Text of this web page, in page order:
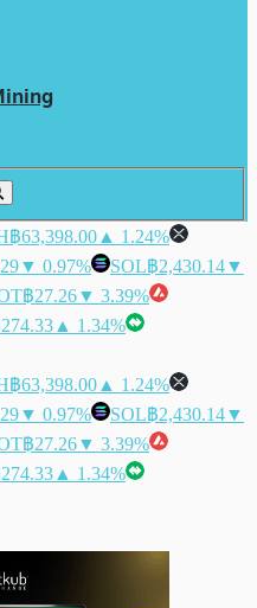
฿63,398.00 ▲ 1.24%
▼ 0.97% SOL฿2,430.14▼
฿27.26▼ 3.39%
▲ 1.34%
฿63,398.00 ▲ 1.24%
▼ 0.97% SOL฿2,430.14▼
฿27.26▼ 3.39%
▲ 1.34%